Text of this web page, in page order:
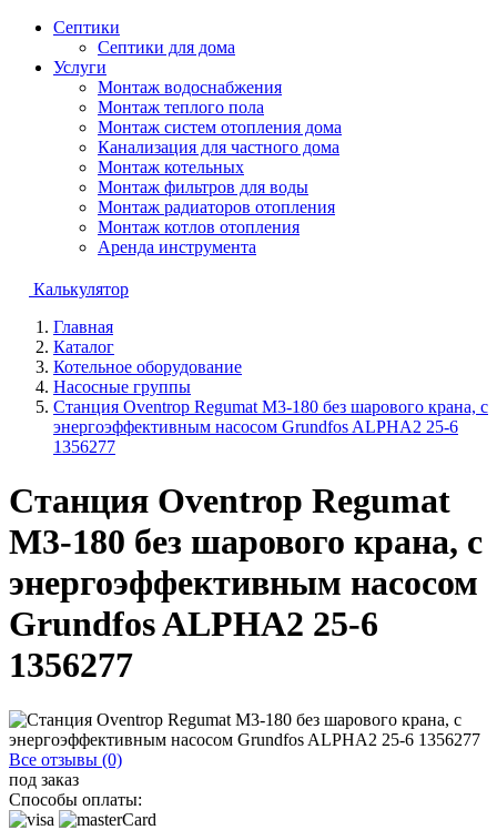
Септики
Септики для дома
Услуги
Монтаж водоснабжения
Монтаж теплого пола
Монтаж систем отопления дома
Канализация для частного дома
Монтаж котельных
Монтаж фильтров для воды
Монтаж радиаторов отопления
Монтаж котлов отопления
Аренда инструмента
Калькулятор
Главная
Каталог
Котельное оборудование
Насосные группы
Станция Oventrop Regumat M3-180 без шарового крана, с
энергоэффективным насосом Grundfos ALPHA2 25-6
1356277
Станция Oventrop Regumat
M3-180 без шарового крана, с
энергоэффективным насосом
Grundfos ALPHA2 25-6
1356277
Все отзывы (0)
под заказ
Способы оплаты: